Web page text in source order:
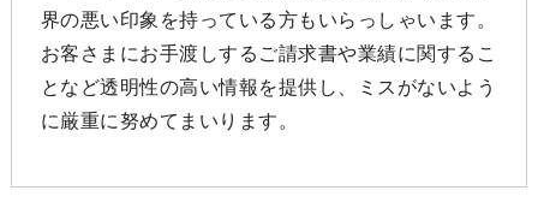
界の悪い印象を持っている方もいらっしゃいます。
お客さまにお手渡しするご請求書や業績に関するこ
となど透明性の高い情報を提供し、ミスがないよう
に厳重に努めてまいります。